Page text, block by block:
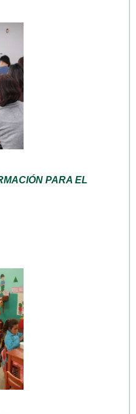
PARA EL